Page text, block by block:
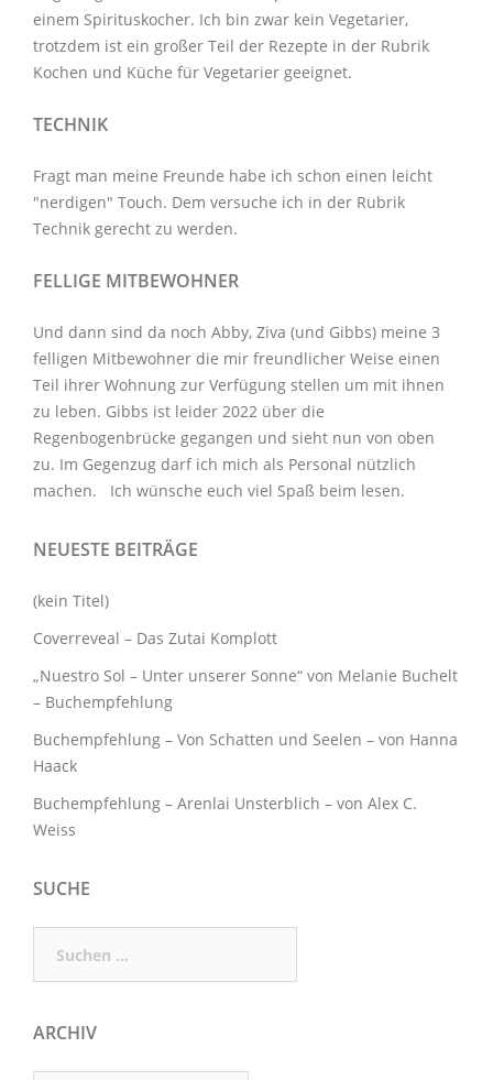
einem Spirituskocher. Ich bin zwar kein Vegetarier,
trotzdem ist ein großer Teil der Rezepte in der Rubrik
Kochen und Küche für Vegetarier geeignet.
TECHNIK
Fragt man meine Freunde habe ich schon einen leicht
"nerdigen" Touch. Dem versuche ich in der Rubrik
Technik gerecht zu werden.
FELLIGE MITBEWOHNER
Und dann sind da noch Abby, Ziva (und Gibbs) meine 3
felligen Mitbewohner die mir freundlicher Weise einen
Teil ihrer Wohnung zur Verfügung stellen um mit ihnen
zu leben. Gibbs ist leider 2022 über die
Regenbogenbrücke gegangen und sieht nun von oben
zu. Im Gegenzug darf ich mich als Personal nützlich
machen. Ich wünsche euch viel Spaß beim lesen.
NEUESTE BEITRÄGE
(kein Titel)
Coverreveal – Das Zutai Komplott
„Nuestro Sol – Unter unserer Sonne“ von Melanie Buchelt
– Buchempfehlung
Buchempfehlung – Von Schatten und Seelen – von Hanna
Haack
Buchempfehlung – Arenlai Unsterblich – von Alex C.
Weiss
SUCHE
nach:
ARCHIV